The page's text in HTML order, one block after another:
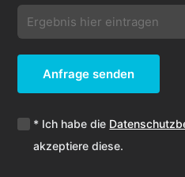
Anfrage senden
* Ich habe die
akzeptiere diese.